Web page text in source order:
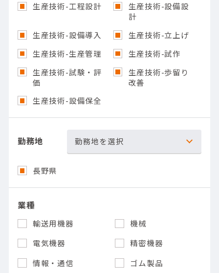
生産技術-工程設計
生産技術-設備設
計
生産技術-設備導入
生産技術-立上げ
生産技術-生産管理
生産技術-試作
生産技術-試験・評
価
生産技術-歩留り
改善
生産技術-設備保全
勤務地 勤務地を選択
長野県
業種
輸送用機器
機械
電気機器
精密機器
情報・通信
ゴム製品